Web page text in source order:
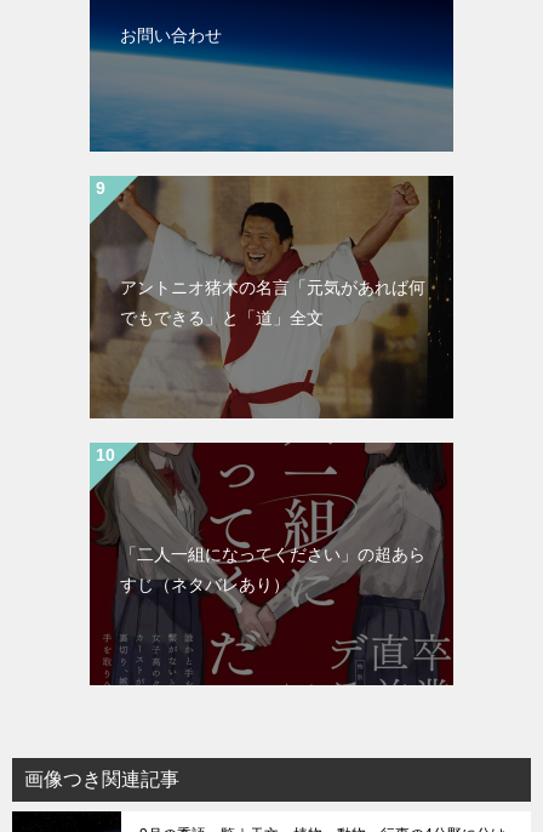
お問い合わせ
アントニオ猪木の名言「元気があれば何
でもできる」と「道」全文
「二人一組になってください」の超あら
すじ（ネタバレあり）
画像つき関連記事